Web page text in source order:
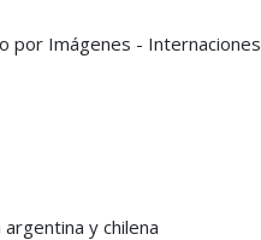
por Imágenes - Internaciones
y chilena